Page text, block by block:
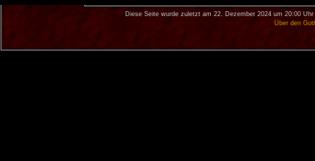
Diese Seite wurde zuletzt am 22. Dezember 2024 um 20:00 Uhr
Über den